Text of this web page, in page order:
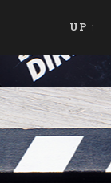
UP ↑